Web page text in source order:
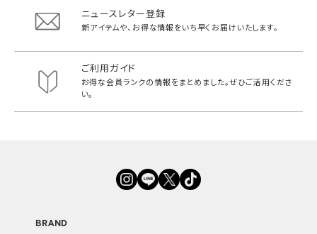
ニュースレター登録
新アイテムや、お得な情報をいち早く お届けいたします。
ご利用ガイド
お得な会員ランクの情報をまとめました。ぜひご活用くださ
い。
BRAND